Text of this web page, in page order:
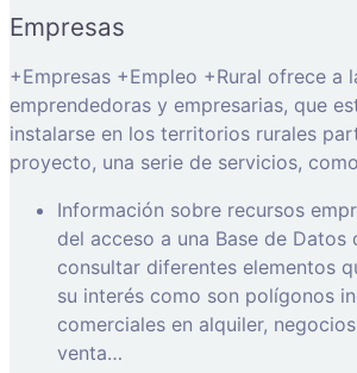
Empresas
+Empresas +Empleo +Rural ofrece a
emprendedoras y empresarias, que
instalarse en los territorios rurales
proyecto, una serie de servicios,
Información sobre recursos
del acceso a una Base de Datos
consultar diferentes elementos
su interés como son polígonos
comerciales en alquiler,
venta…